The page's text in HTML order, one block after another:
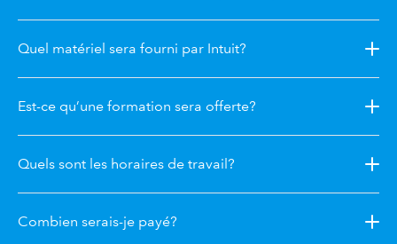
Quel matériel sera fourni par Intuit?
Est-ce qu’une formation sera offerte?
Quels sont les horaires de travail?
Combien serais-je payé?